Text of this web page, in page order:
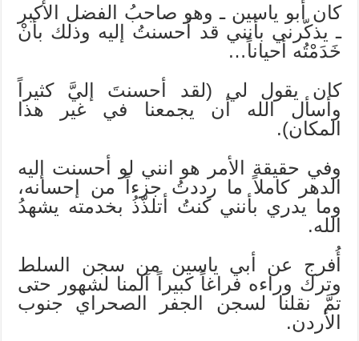
كان أبو ياسين ـ وهو صاحبُ الفضل الأكبر
ـ يذكّرني بأنني قد أحسنتُ إليه وذلك بأنْ
خَدَمْتُه أحياناً…
كان يقول لي (لقد أحسنتَ إليَّ كثيراً
وأسأل الله أن يجمعنا في غير هذا
المكان).
وفي حقيقة الأمر هو انني لو أحسنت إليه
الدهر كاملاً ما رددتُ جزءاً من إحسانه،
وما يدري بأنني كنتُ أتلذّذُ بخدمته يشهدُ
الله.
أُفرج عن أبي ياسين من سجن السلط
وترك وراءه فراغاً كبيراً آلمنا لشهور حتى
تمَّ نقلنا لسجن الجفر الصحراي جنوب
الأردن.